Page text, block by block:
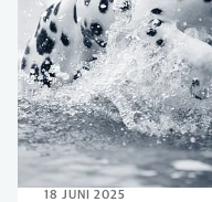
18 JUNI 2025